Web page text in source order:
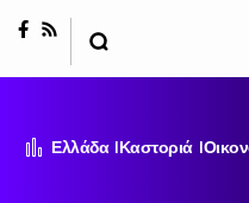
Ελλάδα Καστοριά